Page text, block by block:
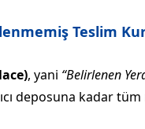
Teslim
, yani “Belirlenen
deposuna kadar